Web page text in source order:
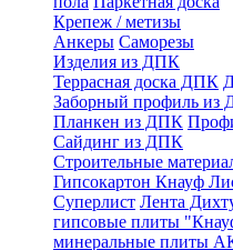
Крепеж / метизы
Анкеры Саморезы
Изделия из ДПК
Террасная доска ДПК
Заборный профиль из
Планкен из ДПК
Сайдинг из ДПК
Строительные
Гипсокартон Кнауф
Суперлист Лента
гипсовые плиты
минеральные плиты